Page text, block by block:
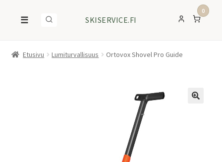
☰ SKISERVICE.FI
0
Etusivu Lumiturvallisuus Ortovox Shovel Pro Guide